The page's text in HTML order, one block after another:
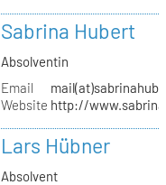
Sabrina Hubert
Absolventin
Email
Website http://
Lars Hübner
Absolvent